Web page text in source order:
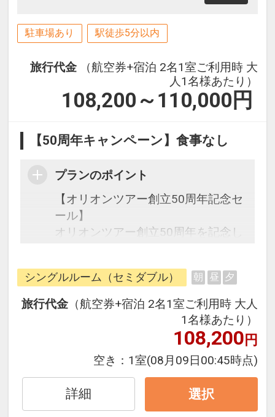
駐車場あり 駅徒歩5分以内
旅行代金
（航空券+宿泊 2名1室ご利用時 大
人1名様あたり）
108,200～110,000 円
【50周年キャンペーン】食事なし
プランのポイント
【オリオンツアー創立50周年記念セ
ール】
オリオンツアー創立50周年を記念し
往復の航空券と宿泊がセットになっ
たスタンダードの＜食事なし＞プラ
ンです。
フライトと宿泊を自由に組み合わせ
できるダイナミックパッケージだか
ら、一都市滞在はもちろん周遊旅行
にも最適！
旅行期間中の1泊だけの宿泊や延
泊・飛び泊なども自由自在です。
シングルルーム（セミダブル） 朝 昼 夕
旅行代金 （航空券+宿泊 2名1室ご利用時 大人
1名様あたり）
108,200円
空き： 1室(08月09日00:45時点)
詳細 選択